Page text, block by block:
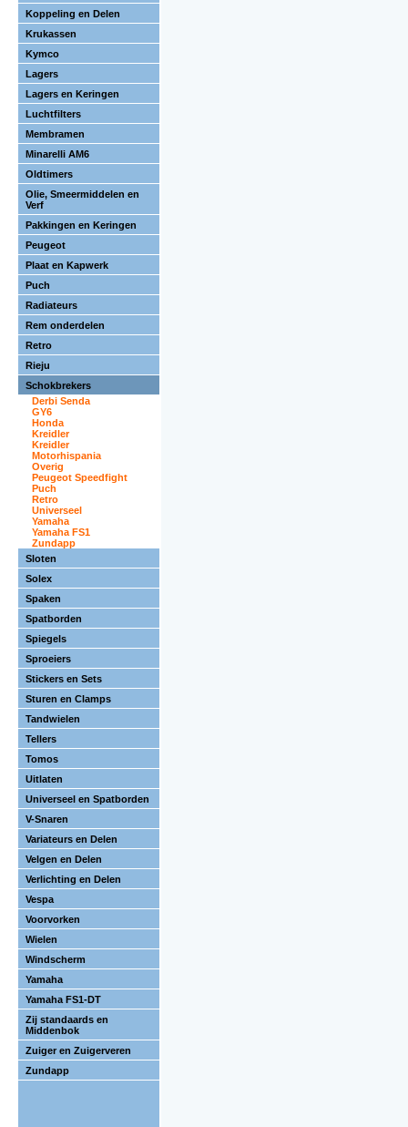
Koppeling en Delen
Krukassen
Kymco
Lagers
Lagers en Keringen
Luchtfilters
Membramen
Minarelli AM6
Oldtimers
Olie, Smeermiddelen en
Verf
Pakkingen en Keringen
Peugeot
Plaat en Kapwerk
Puch
Radiateurs
Rem onderdelen
Retro
Rieju
Schokbrekers
Derbi Senda
GY6
Honda
Kreidler
Kreidler
Motorhispania
Overig
Peugeot Speedfight
Puch
Retro
Universeel
Yamaha
Yamaha FS1
Zundapp
Sloten
Solex
Spaken
Spatborden
Spiegels
Sproeiers
Stickers en Sets
Sturen en Clamps
Tandwielen
Tellers
Tomos
Uitlaten
Universeel en Spatborden
V-Snaren
Variateurs en Delen
Velgen en Delen
Verlichting en Delen
Vespa
Voorvorken
Wielen
Windscherm
Yamaha
Yamaha FS1-DT
Zij standaards en
Middenbok
Zuiger en Zuigerveren
Zundapp